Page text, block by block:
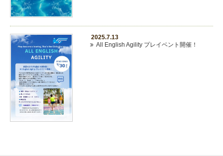
2025.7.13
All English Agility プレイベント開催！